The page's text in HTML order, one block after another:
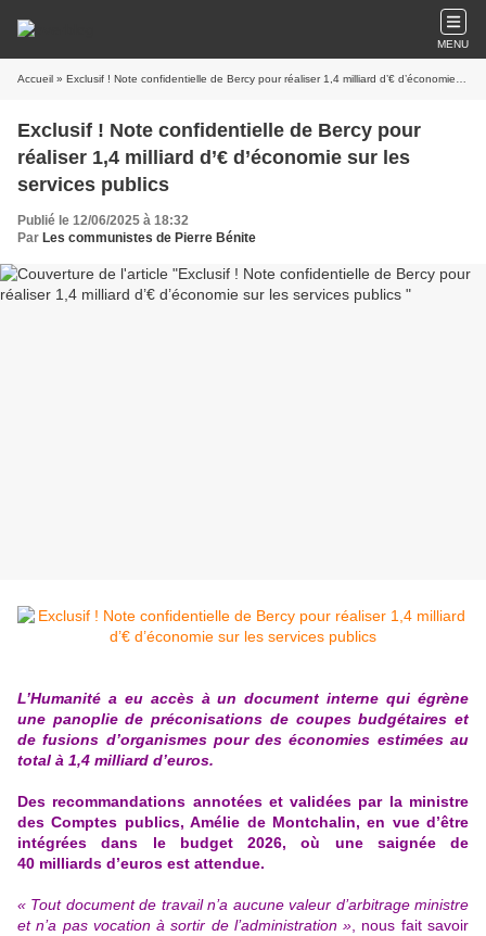
MENU
Accueil » Exclusif ! Note confidentielle de Bercy pour réaliser 1,4 milliard d’€ d’économie sur les services publics
Exclusif ! Note confidentielle de Bercy pour
réaliser 1,4 milliard d’€ d’économie sur les
services publics
Publié le 12/06/2025 à 18:32
Par Les communistes de Pierre Bénite
L’Humanité a eu accès à un document interne qui égrène
une panoplie de préconisations de coupes budgétaires et
de fusions d’organismes pour des économies estimées au
total à 1,4 milliard d’euros.
Des recommandations annotées et validées par la ministre
des Comptes publics, Amélie de Montchalin, en vue d’être
intégrées dans le budget 2026, où une saignée de
40 milliards d’euros est attendue.
« Tout document de travail n’a aucune valeur d’arbitrage ministre
et n’a pas vocation à sortir de l’administration » , nous fait savoir